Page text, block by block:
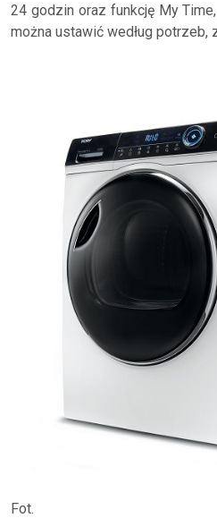
24 godzin oraz funkcję My
można ustawić według potrzeb,
Fot.